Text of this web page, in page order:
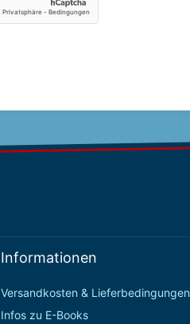
Informationen
Versandkosten & Lieferbedingungen
Infos zu E-Books